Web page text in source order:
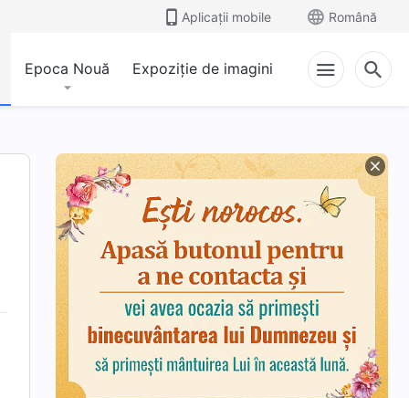
Aplicații mobile Română
Epoca Nouă Expoziție de imagini